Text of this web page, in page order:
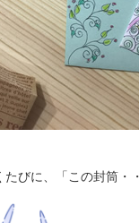
びに、「この封筒・